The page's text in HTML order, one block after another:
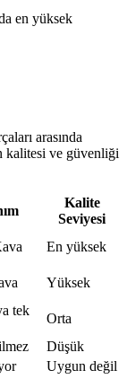
en yüksek
arasında
kalitesi ve güvenliği
Kalite
Seviyesi
En yüksek
Yüksek
tek
Orta
Düşük
Uygun değil